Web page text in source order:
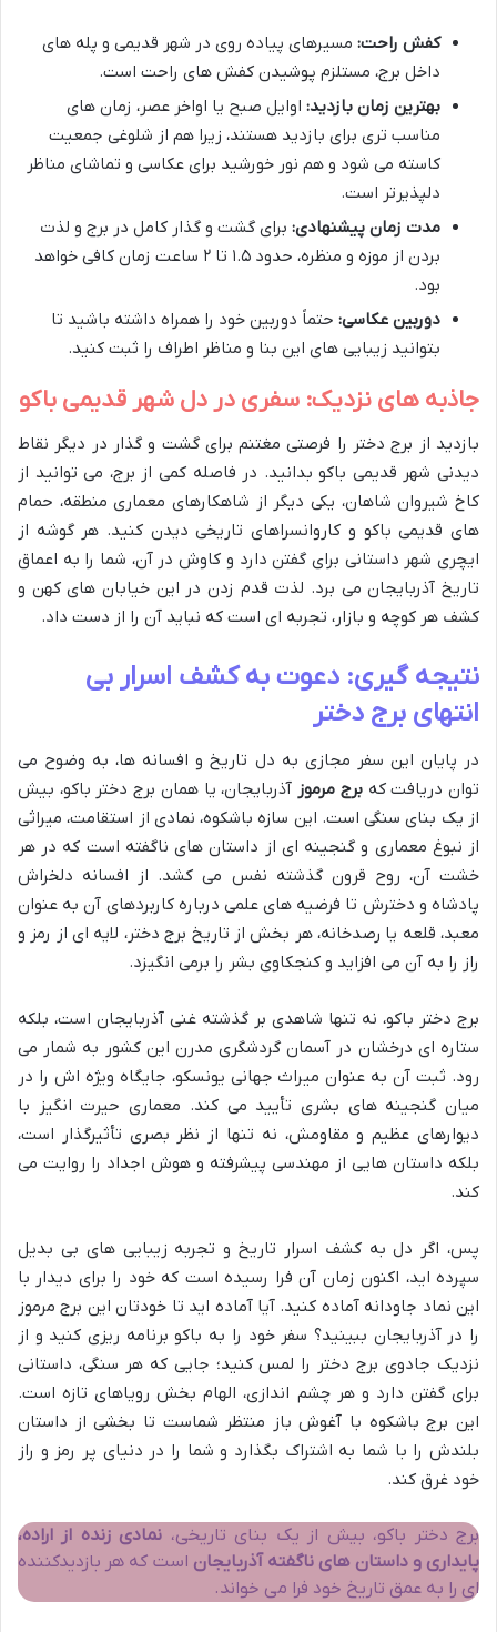
کفش راحت: مسیرهای پیاده روی در شهر قدیمی و پله های
داخل برج، مستلزم پوشیدن کفش های راحت است.
بهترین زمان بازدید: اوایل صبح یا اواخر عصر، زمان های
مناسب تری برای بازدید هستند، زیرا هم از شلوغی جمعیت
کاسته می شود و هم نور خورشید برای عکاسی و تماشای مناظر
دلپذیرتر است.
مدت زمان پیشنهادی: برای گشت و گذار کامل در برج و لذت
بردن از موزه و منظره، حدود ۱.۵ تا ۲ ساعت زمان کافی خواهد
بود.
دوربین عکاسی: حتماً دوربین خود را همراه داشته باشید تا
بتوانید زیبایی های این بنا و مناظر اطراف را ثبت کنید.
جاذبه های نزدیک: سفری در دل شهر قدیمی باکو
بازدید از برج دختر را فرصتی مغتنم برای گشت و گذار در دیگر نقاط
دیدنی شهر قدیمی باکو بدانید. در فاصله کمی از برج، می توانید از
کاخ شیروان شاهان، یکی دیگر از شاهکارهای معماری منطقه، حمام
های قدیمی باکو و کاروانسراهای تاریخی دیدن کنید. هر گوشه از
ایچری شهر داستانی برای گفتن دارد و کاوش در آن، شما را به اعماق
تاریخ آذربایجان می برد. لذت قدم زدن در این خیابان های کهن و
کشف هر کوچه و بازار، تجربه ای است که نباید آن را از دست داد.
نتیجه گیری: دعوت به کشف اسرار بی
انتهای برج دختر
در پایان این سفر مجازی به دل تاریخ و افسانه ها، به وضوح می
توان دریافت کهبرج مرموز آذربایجان، یا همان برج دختر باکو، بیش
از یک بنای سنگی است. این سازه باشکوه، نمادی از استقامت، میراثی
از نبوغ معماری و گنجینه ای از داستان های ناگفته است که در هر
خشت آن، روح قرون گذشته نفس می کشد. از افسانه دلخراش
پادشاه و دخترش تا فرضیه های علمی درباره کاربردهای آن به عنوان
معبد، قلعه یا رصدخانه، هر بخش از تاریخ برج دختر، لایه ای از رمز و
راز را به آن می افزاید و کنجکاوی بشر را برمی انگیزد.
برج دختر باکو، نه تنها شاهدی بر گذشته غنی آذربایجان است، بلکه
ستاره ای درخشان در آسمان گردشگری مدرن این کشور به شمار می
رود. ثبت آن به عنوان میراث جهانی یونسکو، جایگاه ویژه اش را در
میان گنجینه های بشری تأیید می کند. معماری حیرت انگیز با
دیوارهای عظیم و مقاومش، نه تنها از نظر بصری تأثیرگذار است،
بلکه داستان هایی از مهندسی پیشرفته و هوش اجداد را روایت می
کند.
پس، اگر دل به کشف اسرار تاریخ و تجربه زیبایی های بی بدیل
سپرده اید، اکنون زمان آن فرا رسیده است که خود را برای دیدار با
این نماد جاودانه آماده کنید. آیا آماده اید تا خودتان این برج مرموز
را در آذربایجان ببینید؟ سفر خود را به باکو برنامه ریزی کنید و از
نزدیک جادوی برج دختر را لمس کنید؛ جایی که هر سنگی، داستانی
برای گفتن دارد و هر چشم اندازی، الهام بخش رویاهای تازه است.
این برج باشکوه با آغوش باز منتظر شماست تا بخشی از داستان
بلندش را با شما به اشتراک بگذارد و شما را در دنیای پر رمز و راز
خود غرق کند.
برج دختر باکو، بیش از یک بنای تاریخی، نمادی زنده از اراده،
پایداری و داستان های ناگفته آذربایجان است که هر بازدیدکننده
ای را به عمق تاریخ خود فرا می خواند.